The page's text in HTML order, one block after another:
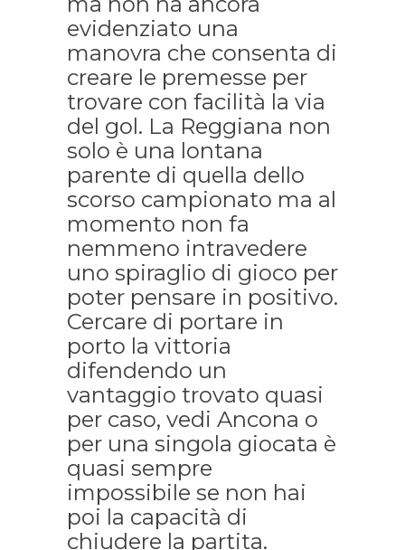
evidenziato una
manovra che consenta di
creare le premesse per
trovare con facilità la via
del gol. La Reggiana non
solo è una lontana
parente di quella dello
scorso campionato ma al
momento non fa
nemmeno intravedere
uno spiraglio di gioco per
poter pensare in positivo.
Cercare di portare in
porto la vittoria
difendendo un
vantaggio trovato quasi
per caso, vedi Ancona o
per una singola giocata è
quasi sempre
impossibile se non hai
poi la capacità di
chiudere la partita.